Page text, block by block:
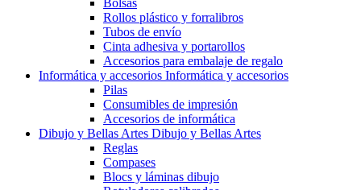
Bolsas
Rollos plástico y forralibros
Tubos de envío
Cinta adhesiva y portarollos
Accesorios para embalaje de regalo
Informática y accesorios Informática y accesorios
Pilas
Consumibles de impresión
Accesorios de informática
Dibujo y Bellas Artes Dibujo y Bellas Artes
Reglas
Compases
Blocs y láminas dibujo